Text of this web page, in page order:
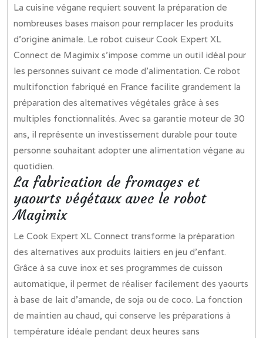
La cuisine végane requiert souvent la préparation de
nombreuses bases maison pour remplacer les produits
d’origine animale. Le robot cuiseur Cook Expert XL
Connect de Magimix s’impose comme un outil idéal pour
les personnes suivant ce mode d’alimentation. Ce robot
multifonction fabriqué en France facilite grandement la
préparation des alternatives végétales grâce à ses
multiples fonctionnalités. Avec sa garantie moteur de 30
ans, il représente un investissement durable pour toute
personne souhaitant adopter une alimentation végane au
quotidien.
La fabrication de fromages et
yaourts végétaux avec le robot
Magimix
Le Cook Expert XL Connect transforme la préparation
des alternatives aux produits laitiers en jeu d’enfant.
Grâce à sa cuve inox et ses programmes de cuisson
automatique, il permet de réaliser facilement des yaourts
à base de lait d’amande, de soja ou de coco. La fonction
de maintien au chaud, qui conserve les préparations à
température idéale pendant deux heures sans